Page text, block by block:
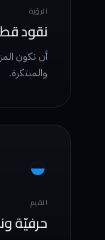
الرؤية
نقود
أن نكون
والمبتكرة.
◒
القيم
حرفيّة